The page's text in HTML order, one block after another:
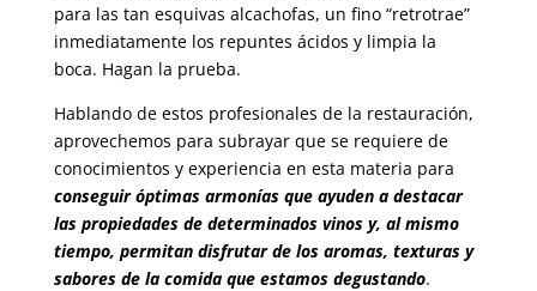
para las tan esquivas alcachofas, un fino “retrotrae”
inmediatamente los repuntes ácidos y limpia la
boca. Hagan la prueba.
Hablando de estos profesionales de la restauración,
aprovechemos para subrayar que se requiere de
conocimientos y experiencia en esta materia para
conseguir óptimas armonías que ayuden a destacar
las propiedades de determinados vinos y, al mismo
tiempo, permitan disfrutar de los aromas, texturas y
sabores de la comida que estamos degustando.